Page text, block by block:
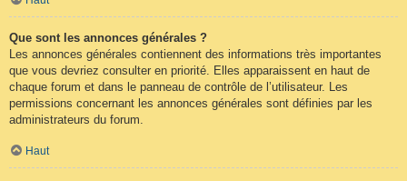
Que sont les annonces générales ?
Les annonces générales contiennent des informations très importantes
que vous devriez consulter en priorité. Elles apparaissent en haut de
chaque forum et dans le panneau de contrôle de l’utilisateur. Les
permissions concernant les annonces générales sont définies par les
administrateurs du forum.
Haut